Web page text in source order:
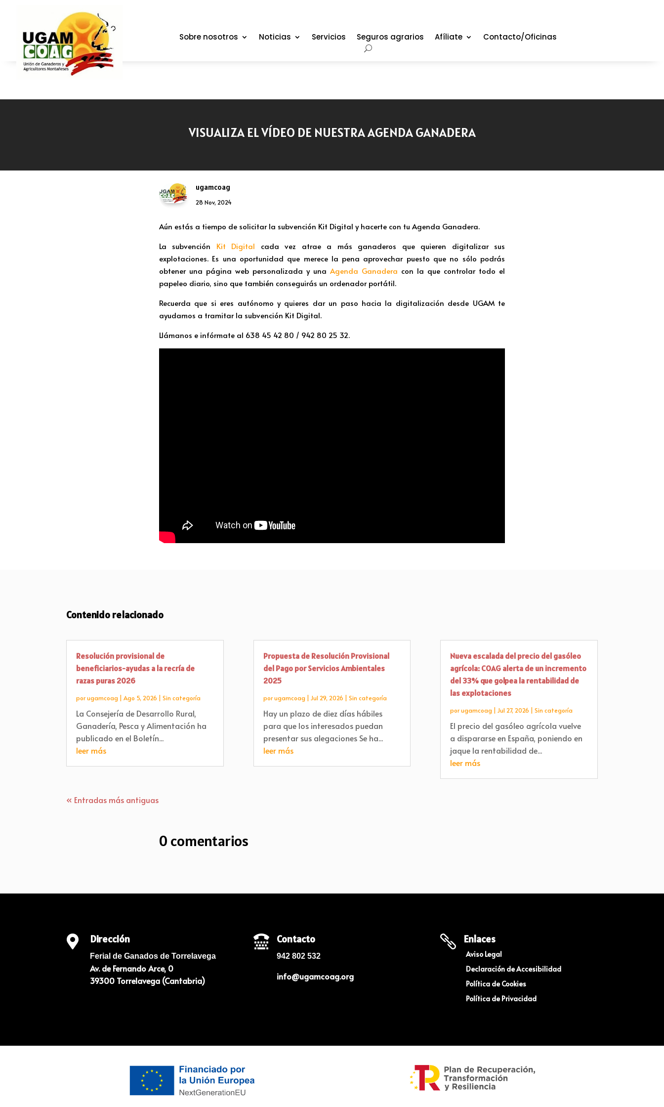
Sobre nosotros Noticias Servicios Seguros agrarios Afíliate Contacto/Oficinas
VISUALIZA EL VÍDEO DE NUESTRA AGENDA GANADERA
ugamcoag
28 Nov, 2024
Aún estás a tiempo de solicitar la subvención Kit Digital y hacerte con tu Agenda Ganadera.
La subvención Kit Digital cada vez atrae a más ganaderos que quieren digitalizar sus
explotaciones. Es una oportunidad que merece la pena aprovechar puesto que no sólo podrás
obtener una página web personalizada y una Agenda Ganadera con la que controlar todo el
papeleo diario, sino que también conseguirás un ordenador portátil.
Recuerda que si eres autónomo y quieres dar un paso hacia la digitalización desde UGAM te
ayudamos a tramitar la subvención Kit Digital.
Llámanos e infórmate al 638 45 42 80 / 942 80 25 32.
Contenido relacionado
Resolución provisional de
beneficiarios-ayudas a la recría de
razas puras 2026
porugamcoag |Ago 5, 2026 |Sin categoría
La Consejería de Desarrollo Rural,
Ganadería, Pesca y Alimentación ha
publicado en el Boletín...
leer más
Propuesta de Resolución Provisional
del Pago por Servicios Ambientales
2025
porugamcoag Jul 29, 2026 Sin categoría
Hay un plazo de diez días hábiles
para que los interesados puedan
presentar sus alegaciones Se ha...
leer más
Nueva escalada del precio del gasóleo
agrícola: COAG alerta de un incremento
del 33% que golpea la rentabilidad de
las explotaciones
porugamcoag Jul 27, 2026 Sin categoría
El precio del gasóleo agrícola vuelve
a dispararse en España, poniendo en
jaque la rentabilidad de...
leer más
« Entradas más antiguas
0 comentarios
 Dirección
Ferial de Ganados de Torrelavega
Av. de Fernando Arce, 0
39300 Torrelavega (Cantabria)
 Contacto
942 802 532
info@ugamcoag.org
 Enlaces
Aviso Legal
Declaración de Accesibilidad
Política de Cookies
Política de Privacidad